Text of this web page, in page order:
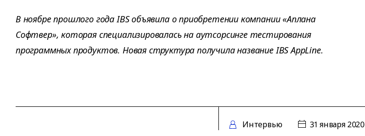
В ноябре прошлого года IBS объявила о приобретении компании «Аплана
Софтвер», которая специализировалась на аутсорсинге тестирования
программных продуктов. Новая структура получила название IBS AppLine.
Интервью 31 января 2020